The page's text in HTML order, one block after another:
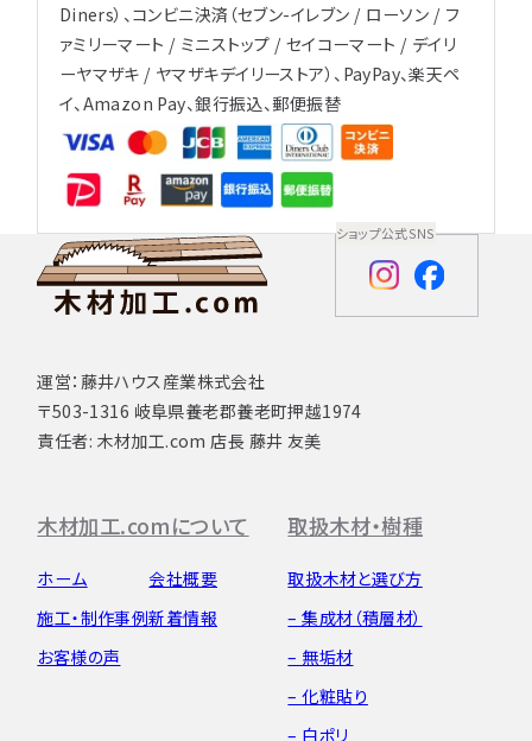
Diners）、コンビニ決済（セブン-イレブン / ローソン / フ
ァミリーマート / ミニストップ / セイコーマート / デイリ
ーヤマザキ / ヤマザキデイリーストア）、PayPay、楽天ペ
イ、Amazon Pay、銀行振込、郵便振替
運営：藤井ハウス産業株式会社
〒503-1316 岐阜県養老郡養老町押越1974
責任者: 木材加工.com 店長 藤井 友美
ショップ公式SNS
木材加工.comについて
ホーム
施工・制作事例
お客様の声
会社概要
新着情報
取扱木材・樹種
取扱木材と選び方
– 集成材（積層材）
– 無垢材
– 化粧貼り
– 白ポリ